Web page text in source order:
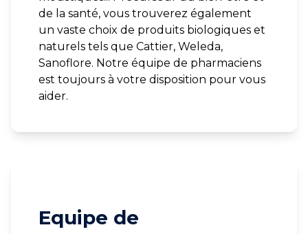
de la santé, vous trouverez également
un vaste choix de produits biologiques et
naturels tels que Cattier, Weleda,
Sanoflore. Notre équipe de pharmaciens
est toujours à votre disposition pour vous
aider.
Equipe de